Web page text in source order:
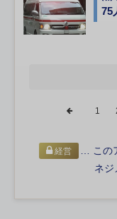
75
1
経営
… この
ネジ